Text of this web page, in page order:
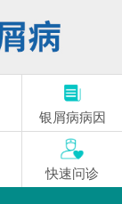
银屑病病因
快速问诊